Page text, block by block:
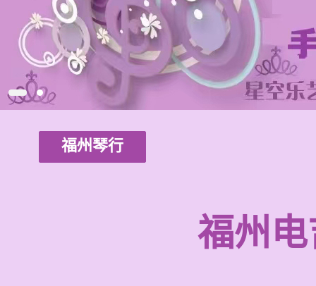
福州琴行
福州